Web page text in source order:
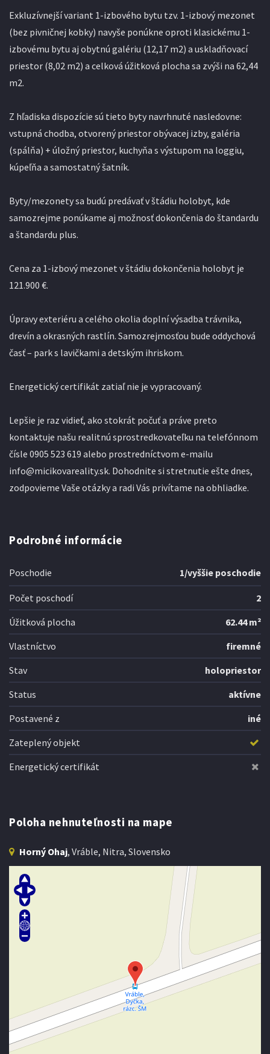
Exkluzívnejší variant 1-izbového bytu tzv. 1-izbový mezonet
(bez pivničnej kobky) navyše ponúkne oproti klasickému 1-
izbovému bytu aj obytnú galériu (12,17 m2) a uskladňovací
priestor (8,02 m2) a celková úžitková plocha sa zvýši na 62,44
m2.
Z hľadiska dispozície sú tieto byty navrhnuté nasledovne:
vstupná chodba, otvorený priestor obývacej izby, galéria
(spálňa) + úložný priestor, kuchyňa s výstupom na loggiu,
kúpeľňa a samostatný šatník.
Byty/mezonety sa budú predávať v štádiu holobyt, kde
samozrejme ponúkame aj možnosť dokončenia do štandardu
a štandardu plus.
Cena za 1-izbový mezonet v štádiu dokončenia holobyt je
121.900 €.
Úpravy exteriéru a celého okolia doplní výsadba trávnika,
drevín a okrasných rastlín. Samozrejmosťou bude oddychová
časť – park s lavičkami a detským ihriskom.
Energetický certifikát zatiaľ nie je vypracovaný.
Lepšie je raz vidieť, ako stokrát počuť a práve preto
kontaktuje našu realitnú sprostredkovateľku na telefónnom
čísle 0905 523 619 alebo prostredníctvom e-mailu
info@micikovareality.sk. Dohodnite si stretnutie ešte dnes,
zodpovieme Vaše otázky a radi Vás privítame na obhliadke.
Podrobné informácie
Poschodie 1/vyššie poschodie
Počet poschodí
2
Úžitková plocha
62.44 m²
Vlastníctvo
firemné
Stav
holopriestor
Status
aktívne
Postavené z
iné
Zateplený objekt
Energetický certifikát
Poloha nehnuteľnosti na mape
Horný Ohaj, Vráble, Nitra, Slovensko